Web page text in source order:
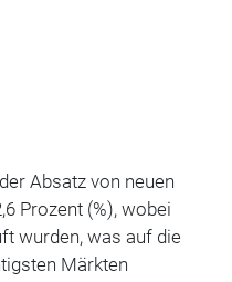
Absatz von neuen
Prozent (%), wobei
wurden, was auf die
Märkten